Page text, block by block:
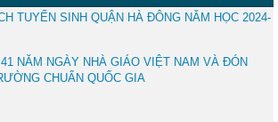
TUYỂN SINH QUẬN HÀ ĐÔNG NĂM HỌC 2024-
NĂM NGÀY NHÀ GIÁO VIỆT NAM VÀ ĐÓN
CHUẨN QUỐC GIA